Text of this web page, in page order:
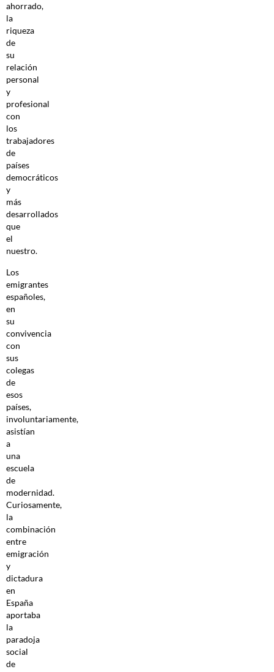
ahorrado,
la
riqueza
de
su
relación
personal
y
profesional
con
los
trabajadores
de
países
democráticos
y
más
desarrollados
que
el
nuestro.
Los
emigrantes
españoles,
en
su
convivencia
con
sus
colegas
de
esos
países,
involuntariamente,
asistían
a
una
escuela
de
modernidad.
Curiosamente,
la
combinación
entre
emigración
y
dictadura
en
España
aportaba
la
paradoja
social
de